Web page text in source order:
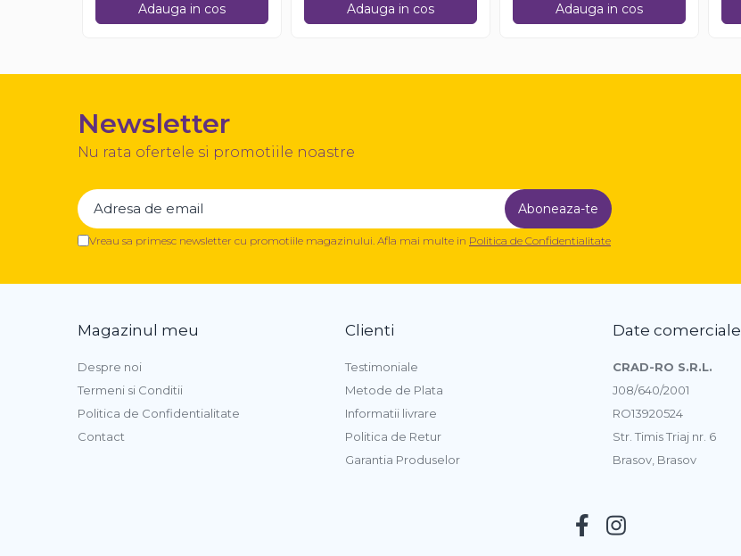
Adauga in cos Adauga in cos Adauga in cos
Newsletter
Nu rata ofertele si promotiile noastre
Vreau sa primesc newsletter cu promotiile magazinului. Afla mai multe in Politica de Confidentialitate
Magazinul meu
Despre noi
Termeni si Conditii
Politica de Confidentialitate
Contact
Clienti
Testimoniale
Metode de Plata
Informatii livrare
Politica de Retur
Garantia Produselor
Date comerciale
CRAD-RO S.R.L.
J08/640/2001
RO13920524
Str. Timis Triaj nr. 6
Brasov, Brasov